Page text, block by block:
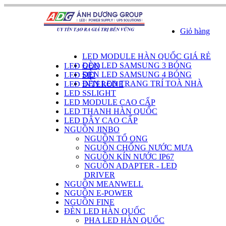
Giỏ hàng
LED MODULE HÀN QUỐC GIÁ RẺ
ĐÈN LED SAMSUNG 3 BÓNG
ĐÈN LED SAMSUNG 4 BÓNG
ĐÈN LED TRANG TRÍ TOÀ NHÀ
LED GOQ
LED SID
LED INTERONE
LED SSLIGHT
LED MODULE CAO CẤP
LED THANH HÀN QUỐC
LED DÂY CAO CẤP
NGUỒN JINBO
NGUỒN TỔ ONG
NGUỒN CHỐNG NƯỚC MƯA
NGUỒN KÍN NƯỚC IP67
NGUỒN ADAPTER - LED
DRIVER
NGUỒN MEANWELL
NGUỒN E-POWER
NGUỒN FINE
ĐÈN LED HÀN QUỐC
PHA LED HÀN QUỐC